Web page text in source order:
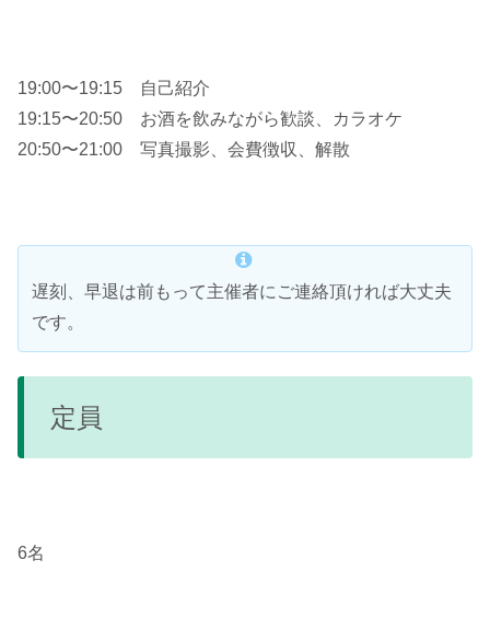
19:00〜19:15 自己紹介
19:15〜20:50 お酒を飲みながら歓談、カラオケ
20:50〜21:00 写真撮影、会費徴収、解散
遅刻、早退は前もって主催者にご連絡頂ければ大丈夫
です。
定員
6名